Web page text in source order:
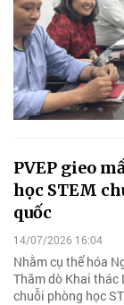
PVEP gieo
học STEM
quốc
14/07/2026 16:04
Nhằm cụ thể hóa
Thăm dò Khai thác
chuỗi phòng học